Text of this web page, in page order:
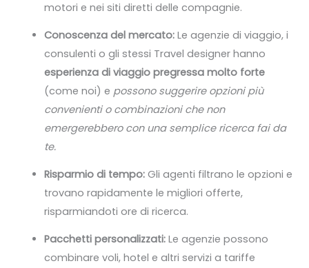
motori e nei siti diretti delle compagnie.
Conoscenza del mercato:Le agenzie di viaggio, i
consulenti o gli stessi Travel designer hanno
esperienza di viaggio pregressa molto forte
(come noi) e possono suggerire opzioni più
convenienti o combinazioni che non
emergerebbero con una semplice ricerca fai da
te.
Risparmio di tempo:Gli agenti filtrano le opzioni e
trovano rapidamente le migliori offerte,
risparmiandoti ore di ricerca.
Pacchetti personalizzati:Le agenzie possono
combinare voli, hotel e altri servizi a tariffe